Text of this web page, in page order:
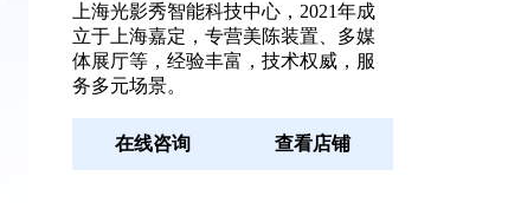
上海光影秀智能科技中心，2021年成
立于上海嘉定，专营美陈装置、多媒
体展厅等，经验丰富，技术权威，服
务多元场景。
在线咨询 查看店铺